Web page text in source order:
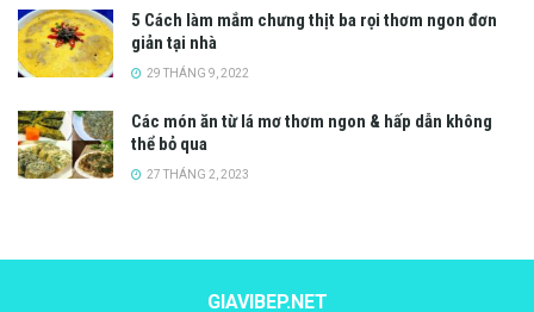
5 Cách làm mắm chưng thịt ba rọi thơm ngon đơn
giản tại nhà
29 THÁNG 9, 2022
Các món ăn từ lá mơ thơm ngon & hấp dẫn không
thể bỏ qua
27 THÁNG 2, 2023
GIAVIBEP.NET